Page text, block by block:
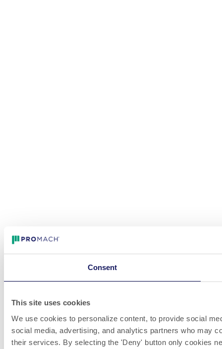
Consent
This site uses cookies
We use cookies to personalize content, to provide social
social media, advertising, and analytics partners who may
their services. By selecting the 'Deny' button only cookies